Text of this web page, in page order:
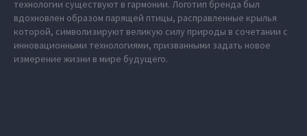
технологии существуют в гармонии. Логотип бренда был
вдохновлен образом парящей птицы, расправленные крылья
которой, символизируют великую силу природы в сочетании с
инновационными технологиями, призванными задать новое
измерение жизни в мире будущего.